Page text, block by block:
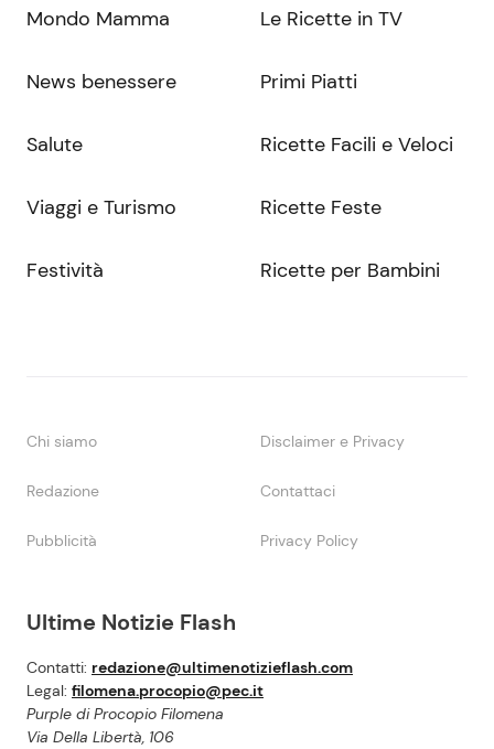
Ultime Notizie Flash
Contatti: redazione@ultimenotizieflash.com
Legal: filomena.procopio@pec.it
Purple di Procopio Filomena
Via Della Libertà, 106
Mondo Mamma
News benessere
Salute
Viaggi e Turismo
Festività
Le Ricette in TV
Primi Piatti
Ricette Facili e Veloci
Ricette Feste
Ricette per Bambini
Chi siamo Disclaimer e Privacy
Redazione Contattaci
Pubblicità Privacy Policy